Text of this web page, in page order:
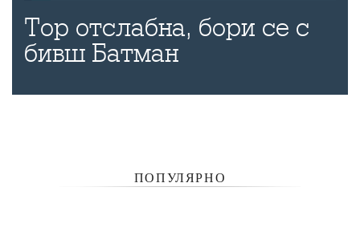
Тор отслабна, бори се с
бивш Батман
ПОПУЛЯРНО